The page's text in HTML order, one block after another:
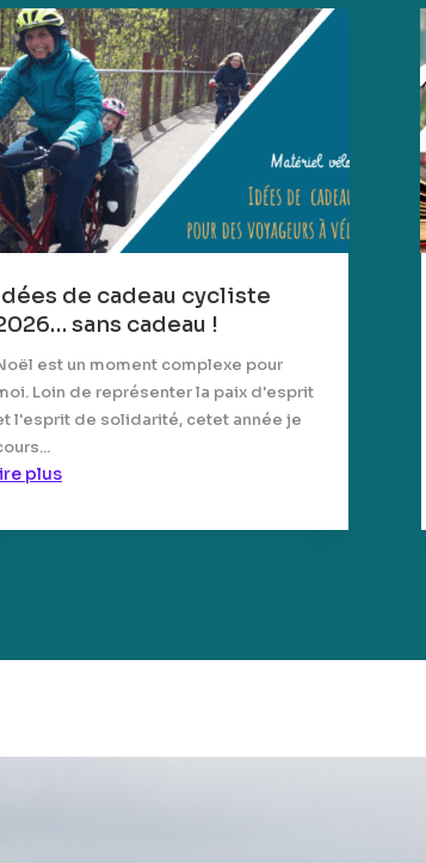
de cadeau cycliste
sans cadeau !
est un moment complexe pour
Loin de représenter la paix d'esprit
l'esprit de solidarité, cetet année je
plus